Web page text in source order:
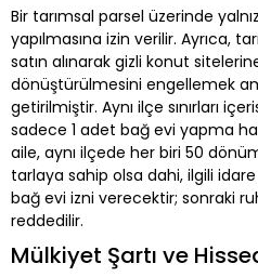
Bir tarımsal parsel üzerinde
yapılmasına izin verilir. Ayrıca,
satın alınarak gizli konut
dönüştürülmesini engellemek
getirilmiştir. Aynı ilçe sınırları
sadece 1 adet bağ evi yapma
aile, aynı ilçede her biri 50
tarlaya sahip olsa dahi, ilgili
bağ evi izni verecektir; sonraki
reddedilir.
Mülkiyet Şartı ve